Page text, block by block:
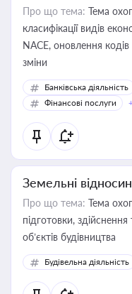
Про що тема: Тема
класифікації видів
NACE, оновлення
зміни
Банківська діяльність
Фінансові послуги
Земельні
Про що тема: Тема
підготовки,
об’єктів будівництва
Будівельна діяльність